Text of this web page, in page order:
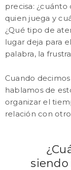
precisa:
quien juega y
¿Qué tipo de
lugar deja para
palabra, la
Cuando
hablamos de
organizar el
relación con